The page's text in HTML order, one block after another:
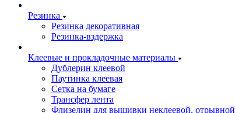
Резинка
Резинка декоративная
Резинка-вздержка
Клеевые и прокладочные материалы
Дублерин клеевой
Паутинка клеевая
Сетка на бумаге
Трансфер лента
Флизелин для вышивки неклеевой, отрывной